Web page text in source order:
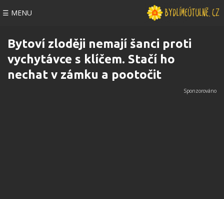
☰ MENU
Bytoví zloději nemají šanci proti
vychytávce s klíčem. Stačí ho
nechat v zámku a pootočit